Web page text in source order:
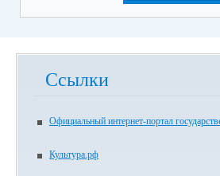
Ссылки
Официальный интернет-портал
Культура.рф